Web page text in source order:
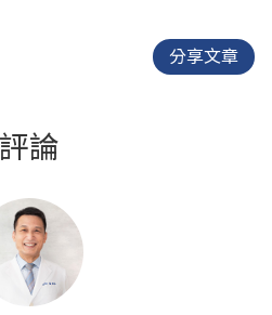
分享文章
評論